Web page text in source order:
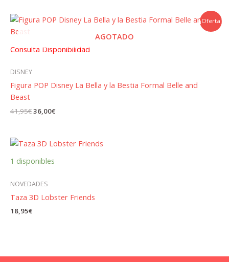
¡Oferta!
AGOTADO
Consulta Disponibilidad
DISNEY
Figura POP Disney La Bella y la Bestia Formal Belle and
Beast
41,95€ El
41,95€.
36,00€
36,00€.
1 disponibles
NOVEDADES
Taza 3D Lobster Friends
18,95€